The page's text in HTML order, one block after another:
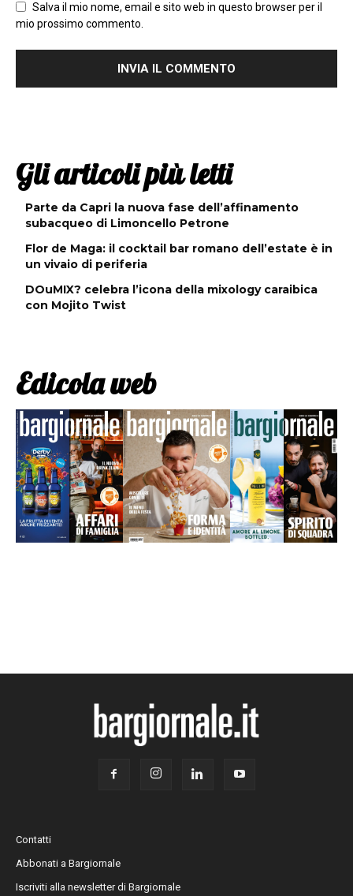
Salva il mio nome, email e sito web in questo browser per il
mio prossimo commento.
Gli articoli più letti
Parte da Capri la nuova fase dell’affinamento
subacqueo di Limoncello Petrone
Flor de Maga: il cocktail bar romano dell’estate è in
un vivaio di periferia
DOuMIX? celebra l’icona della mixology caraibica
con Mojito Twist
Edicola web
Contatti
Abbonati a Bargiornale
Iscriviti alla newsletter di Bargiornale